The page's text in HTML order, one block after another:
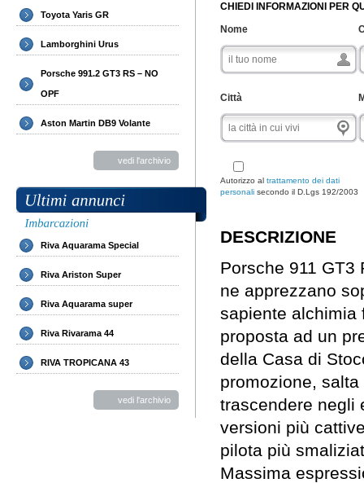
Toyota Yaris GR
Lamborghini Urus
Porsche 991.2 GT3 RS – NO
OPF
Aston Martin DB9 Volante
vedi l'archivio
Riva Aquarama Special
Riva Ariston Super
Riva Aquarama super
Riva Rivarama 44
RIVA TROPICANA 43
vedi l'archivio
CHIEDI INFORMAZIONI PER
Nome
Città
Autorizzo al trattamento dei dati
personali secondo il D.Lgs 192/2003
DESCRIZIONE
Porsche 911 GT3
ne apprezzano
sapiente alchimia
proposta ad un
della Casa di
promozione, salta
trascendere negli
versioni più
pilota più
Massima